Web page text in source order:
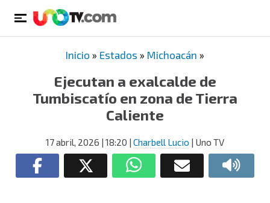
Inicio » Estados » Michoacán »
Ejecutan a exalcalde de
Tumbiscatío en zona de Tierra
Caliente
17 abril, 2026 | 18:20 | Charbell Lucio | Uno TV